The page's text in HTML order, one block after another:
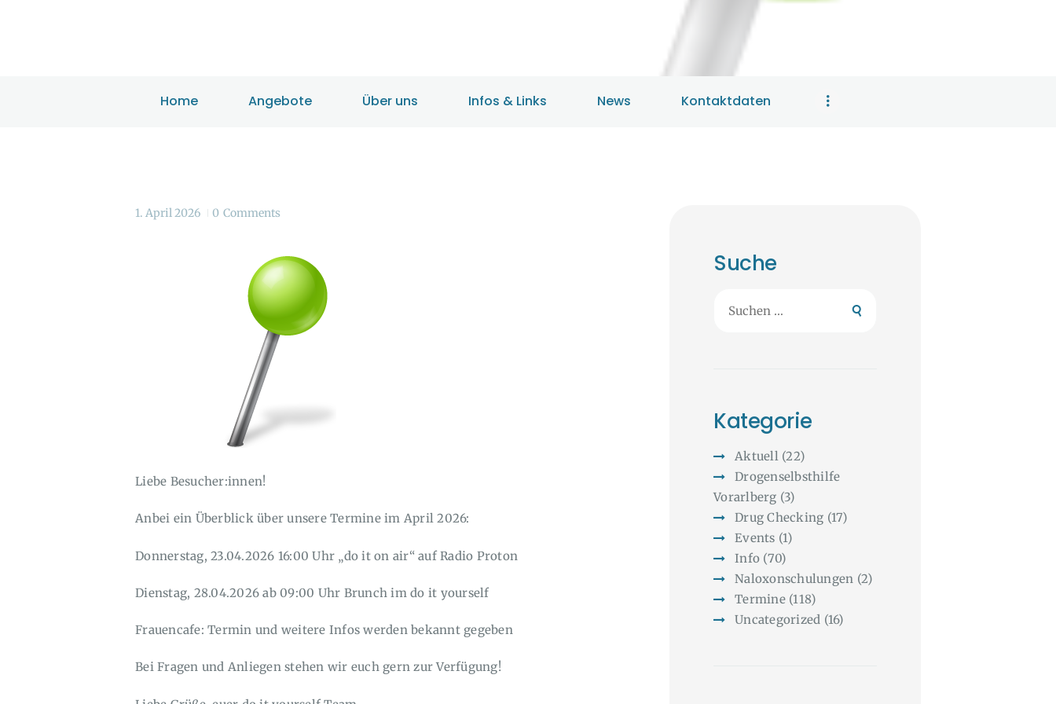
Home Angebote Über uns Infos & Links News Kontaktdaten
ÜBER UNS
1. April 2026 0 Comments
Liebe Besucher:innen!
Anbei ein Überblick über unsere Termine im April 2026:
Donnerstag, 23.04.2026 16:00 Uhr „do it on air“ auf Radio Proton
Dienstag, 28.04.2026 ab 09:00 Uhr Brunch im do it yourself
Frauencafe: Termin und weitere Infos werden bekannt gegeben
Bei Fragen und Anliegen stehen wir euch gern zur Verfügung!
Suche
nach:
Kategorie
Aktuell(22)
Drogenselbsthilfe
Vorarlberg (3)
Drug Checking (17)
Events (1)
Info (70)
Naloxonschulungen (2)
Termine(118)
Uncategorized (16)